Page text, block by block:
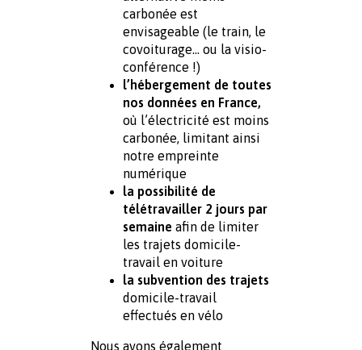
carbonée est
envisageable (le train, le
covoiturage… ou la visio-
conférence !)
l’hébergement de toutes
où l’électricité est moins
carbonée, limitant ainsi
notre empreinte
numérique
la possibilité de
télétravailler 2 jours par
semaine afin de limiter
les trajets domicile-
travail en voiture
domicile-travail
effectués en vélo